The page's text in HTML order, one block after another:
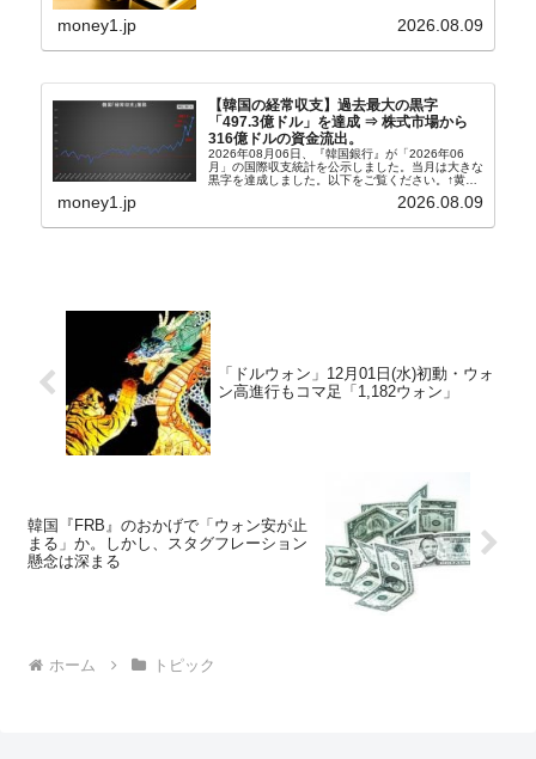
れ協力体制を構築□『韓国銀行』は、国内生産金の
money1.jp 2026.08.09
【韓国の経常収支】過去最大の黒字
「497.3億ドル」を達成 ⇒ 株式市場から
316億ドルの資金流出。
2026年08月06日、『韓国銀行』が「2026年06
月」の国際収支統計を公示しました。当月は大きな
黒字を達成しました。以下をご覧ください。↑黄色
の経常収支です。2026年06月貿易収支：4...
money1.jp 2026.08.09
「ドルウォン」12月01日(水)初動・ウォ
ン高進行もコマ足「1,182ウォン」
韓国『FRB』のおかげで「ウォン安が止
まる」か。しかし、スタグフレーション
懸念は深まる
ホーム トピック